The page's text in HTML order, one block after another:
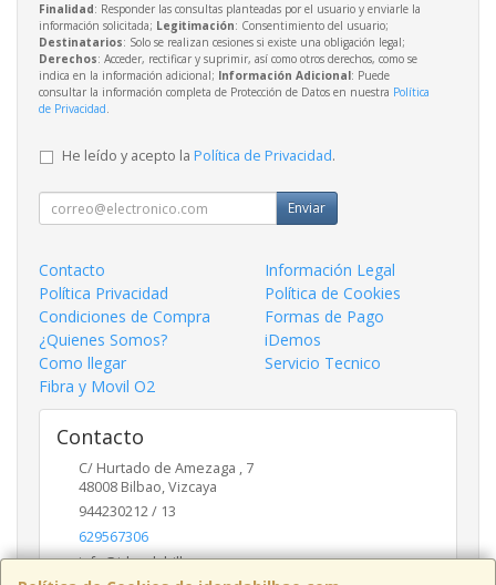
Finalidad: Responder las consultas planteadas por el usuario y enviarle la
información solicitada; Legitimación: Consentimiento del usuario;
Destinatarios: Solo se realizan cesiones si existe una obligación legal;
Derechos: Acceder, rectificar y suprimir, así como otros derechos, como se
indica en la información adicional; Información Adicional: Puede
consultar la información completa de Protección de Datos en nuestra Política
de Privacidad.
He leído y acepto la Política de Privacidad.
Enviar
Contacto
Información Legal
Política Privacidad
Política de Cookies
Condiciones de Compra
Formas de Pago
¿Quienes Somos?
iDemos
Como llegar
Servicio Tecnico
Fibra y Movil O2
Contacto
C/ Hurtado de Amezaga , 7
48008 Bilbao,Vizcaya
944230212 / 13
629567306
info@idendabilbao.com